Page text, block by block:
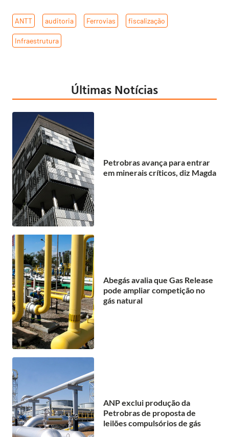
ANTT auditoria Ferrovias fiscalização
Infraestrutura
Últimas Notícias
Petrobras avança para entrar
em minerais críticos, diz Magda
Abegás avalia que Gas Release
pode ampliar competição no
gás natural
ANP exclui produção da
Petrobras de proposta de
leilões compulsórios de gás